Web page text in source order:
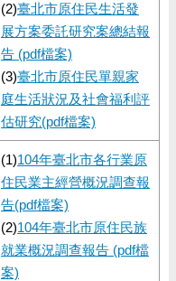
(2)臺北市原住民生活發
展方案委託研究案總結報
告 (pdf檔案)
(3)臺北市原住民單親家
庭生活狀況及社會福利評
估研究(pdf檔案)
(1)104年臺北市各行業原
住民業主經營概況調查報
告(pdf檔案)
(2)104年臺北市原住民族
就業概況調查報告 (pdf檔
案)